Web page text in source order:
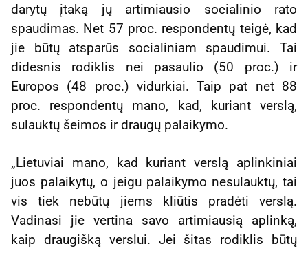
darytų įtaką jų artimiausio socialinio rato
spaudimas. Net 57 proc. respondentų teigė, kad
jie būtų atsparūs socialiniam spaudimui. Tai
didesnis rodiklis nei pasaulio (50 proc.) ir
Europos (48 proc.) vidurkiai. Taip pat net 88
proc. respondentų mano, kad, kuriant verslą,
sulauktų šeimos ir draugų palaikymo.
„Lietuviai mano, kad kuriant verslą aplinkiniai
juos palaikytų, o jeigu palaikymo nesulauktų, tai
vis tiek nebūtų jiems kliūtis pradėti verslą.
Vadinasi jie vertina savo artimiausią aplinką,
kaip draugišką verslui. Jei šitas rodiklis būtų